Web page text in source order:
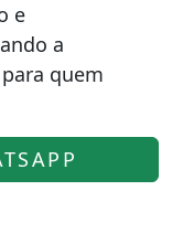
e
a
quem